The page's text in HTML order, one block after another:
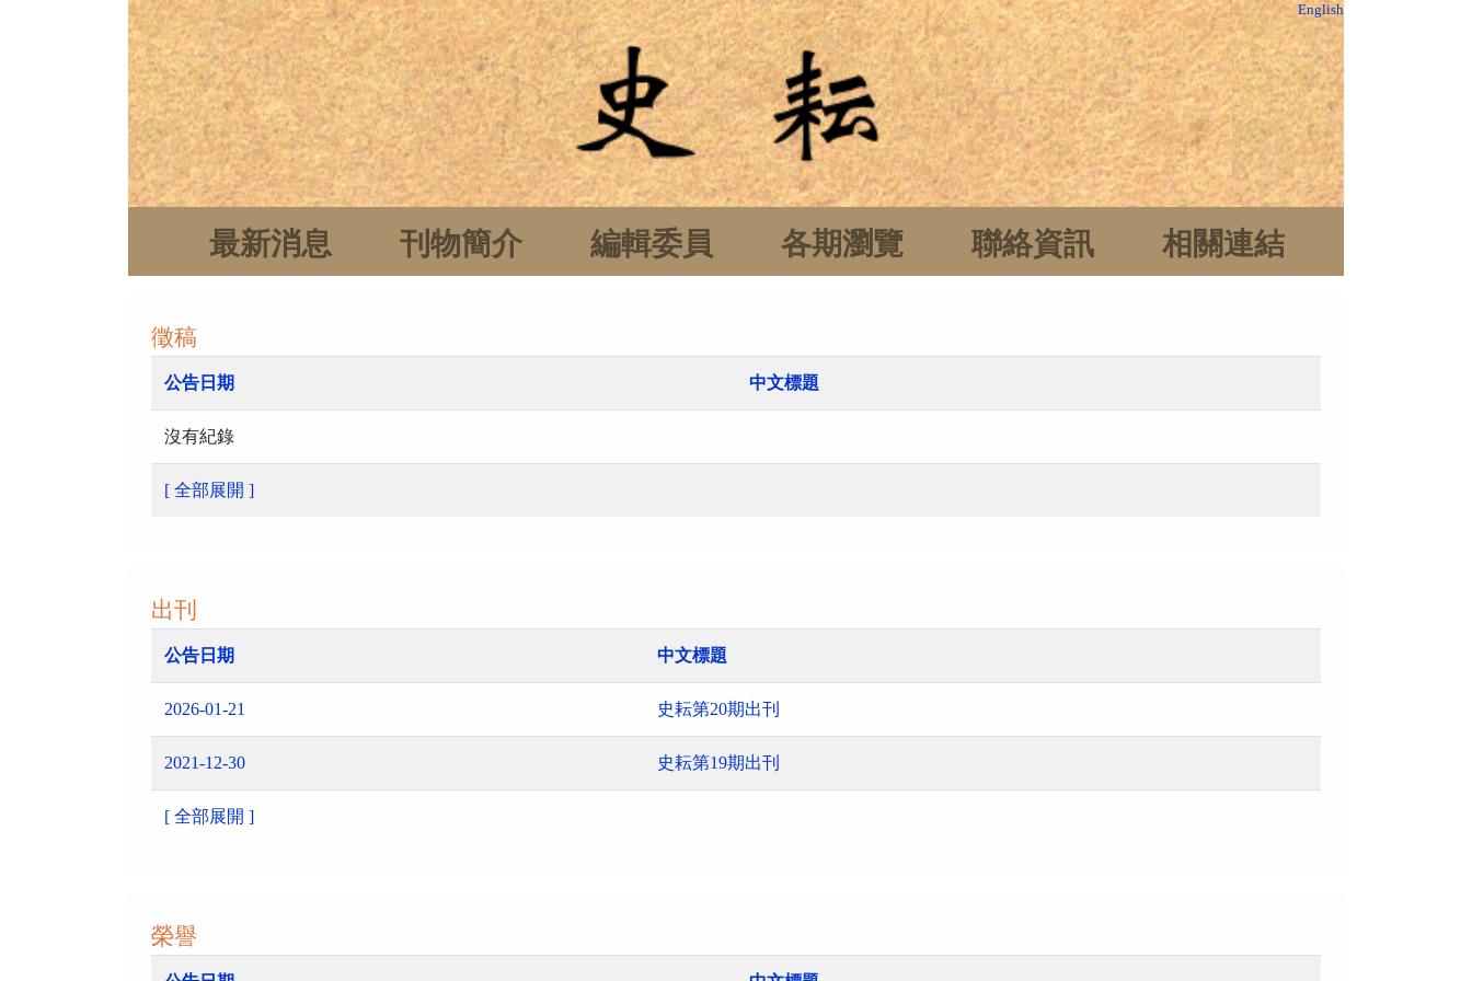
English
最新消息 刊物簡介 編輯委員 各期瀏覽 聯絡資訊 相關連結
徵稿
公告日期 中文標題
沒有紀錄
[ 全部展開 ]
出刊
公告日期 中文標題
2026-01-21 史耘第20期出刊
2021-12-30 史耘第19期出刊
[ 全部展開 ]
榮譽